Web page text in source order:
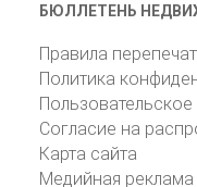
БЮЛЛЕТЕНЬ
Правила
Политика
Согласие на
Карта сайта
Медийная реклама